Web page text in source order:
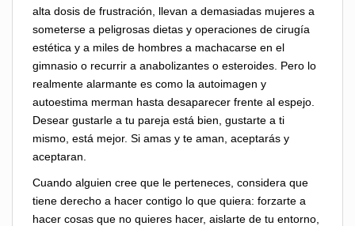
alta dosis de frustración, llevan a demasiadas mujeres a
someterse a peligrosas dietas y operaciones de cirugía
estética y a miles de hombres a machacarse en el
gimnasio o recurrir a anabolizantes o esteroides. Pero lo
realmente alarmante es como la autoimagen y
autoestima merman hasta desaparecer frente al espejo.
Desear gustarle a tu pareja está bien, gustarte a ti
mismo, está mejor. Si amas y te aman, aceptarás y
aceptaran.
Cuando alguien cree que le perteneces, considera que
tiene derecho a hacer contigo lo que quiera: forzarte a
hacer cosas que no quieres hacer, aislarte de tu entorno,